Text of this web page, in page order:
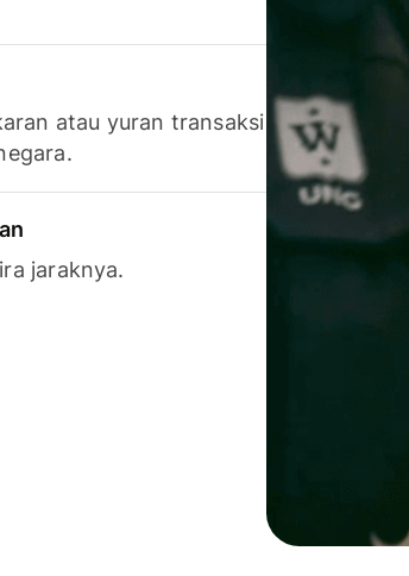
atau yuran transaksi
jaraknya.